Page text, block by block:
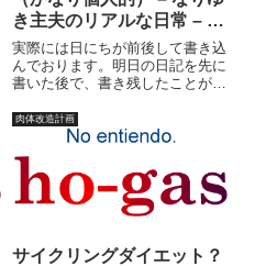
き主夫のリアルな日常 – 楽
天ブログ（Blog）
実際には日にちが前後して書き込
んでおります。明日の日記を先に
書いた後で、書き残したことがあ
とではないのだけれども、日記書
くのサボってたし、空欄を減らす
ためというか、どうでもいいこと
なのですが・・・ちょっとスポ
ー...
肉体改造計画
サイクリングダイエット？